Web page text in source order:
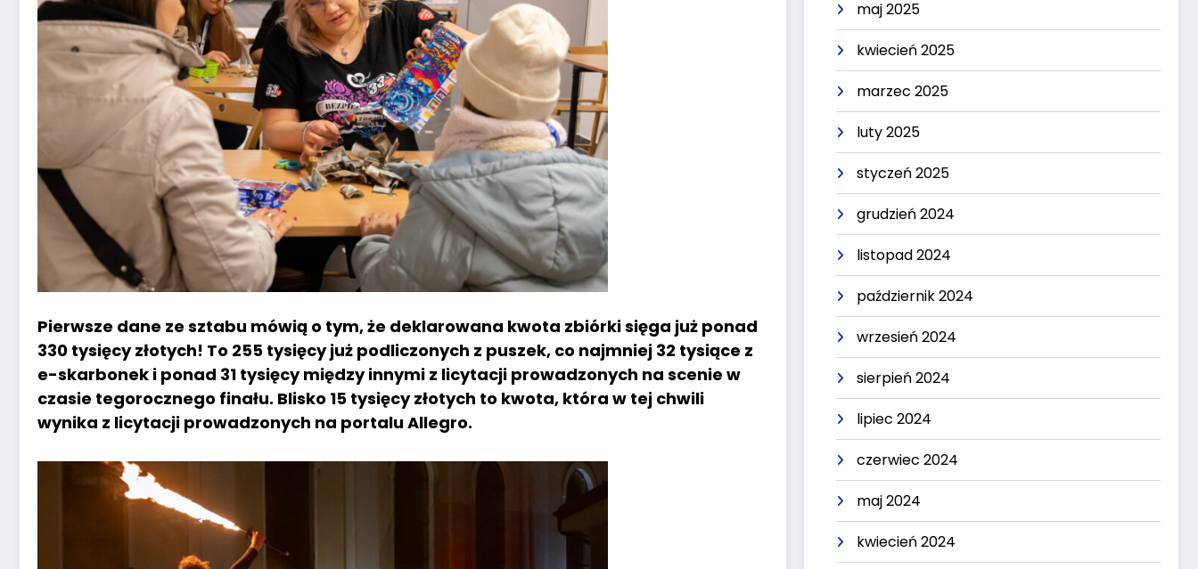
Pierwsze dane ze sztabu mówią o tym, że deklarowana kwota zbiórki sięga już ponad
330 tysięcy złotych! To 255 tysięcy już podliczonych z puszek, co najmniej 32 tysiące z
e-skarbonek i ponad 31 tysięcy między innymi z licytacji prowadzonych na scenie w
czasie tegorocznego finału. Blisko 15 tysięcy złotych to kwota, która w tej chwili
wynika z licytacji prowadzonych na portalu Allegro.
maj 2025
kwiecień 2025
marzec 2025
luty 2025
styczeń 2025
grudzień 2024
listopad 2024
październik 2024
wrzesień 2024
sierpień 2024
lipiec 2024
czerwiec 2024
maj 2024
kwiecień 2024